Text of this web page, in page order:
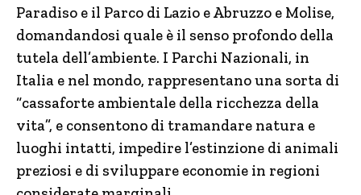
Paradiso e il Parco di Lazio e Abruzzo e Molise,
domandandosi quale è il senso profondo della
tutela dell’ambiente. I Parchi Nazionali, in
Italia e nel mondo, rappresentano una sorta di
“cassaforte ambientale della ricchezza della
vita”, e consentono di tramandare natura e
luoghi intatti, impedire l’estinzione di animali
preziosi e di sviluppare economie in regioni